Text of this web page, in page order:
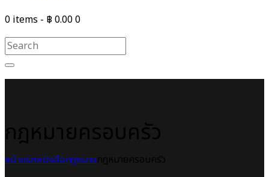
0 items - ฿ 0.000
หน้าแรกหนังสือกฎหมาย